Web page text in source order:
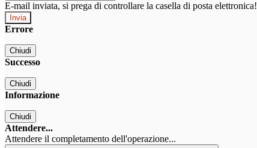
E-mail inviata, si prega di controllare la casella di posta elettronica!
Errore
Chiudi
Successo
Chiudi
Informazione
Chiudi
Attendere...
Attendere il completamento dell'operazione...